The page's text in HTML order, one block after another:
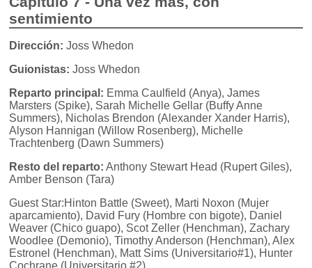
sentimiento
Dirección: Joss Whedon
Guionistas: Joss Whedon
Reparto principal: Emma Caulfield (Anya), James
Marsters (Spike), Sarah Michelle Gellar (Buffy Anne
Summers), Nicholas Brendon (Alexander Xander Harris),
Alyson Hannigan (Willow Rosenberg), Michelle
Trachtenberg (Dawn Summers)
Resto del reparto: Anthony Stewart Head (Rupert Giles),
Amber Benson (Tara)
Guest Star:Hinton Battle (Sweet), Marti Noxon (Mujer
aparcamiento), David Fury (Hombre con bigote), Daniel
Weaver (Chico guapo), Scot Zeller (Henchman), Zachary
Woodlee (Demonio), Timothy Anderson (Henchman), Alex
Estronel (Henchman), Matt Sims (Universitario#1), Hunter
Cochrane (Universitario #2)